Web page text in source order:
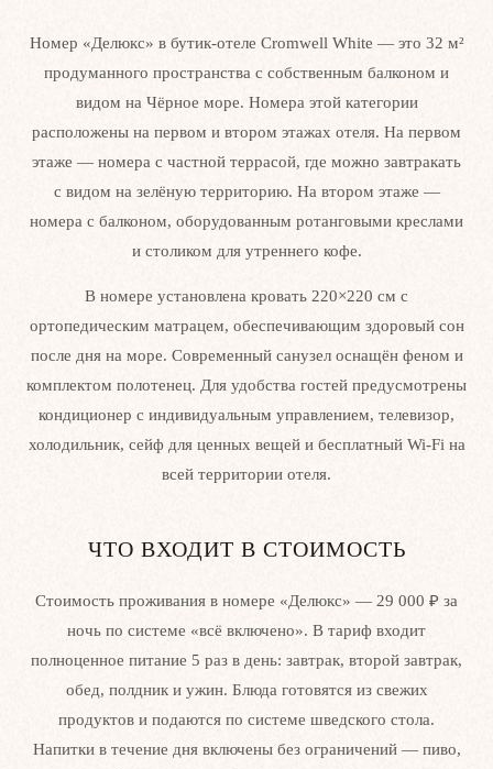
Номер «Делюкс» в бутик-отеле Cromwell White — это 32 м²
продуманного пространства с собственным балконом и
видом на Чёрное море. Номера этой категории
расположены на первом и втором этажах отеля. На первом
этаже — номера с частной террасой, где можно завтракать
с видом на зелёную территорию. На втором этаже —
номера с балконом, оборудованным ротанговыми креслами
и столиком для утреннего кофе.
В номере установлена кровать 220×220 см с
ортопедическим матрацем, обеспечивающим здоровый сон
после дня на море. Современный санузел оснащён феном и
комплектом полотенец. Для удобства гостей предусмотрены
кондиционер с индивидуальным управлением, телевизор,
холодильник, сейф для ценных вещей и бесплатный Wi-Fi на
всей территории отеля.
ЧТО ВХОДИТ В СТОИМОСТЬ
Стоимость проживания в номере «Делюкс» — 29 000 ₽ за
ночь по системе «всё включено». В тариф входит
полноценное питание 5 раз в день: завтрак, второй завтрак,
обед, полдник и ужин. Блюда готовятся из свежих
продуктов и подаются по системе шведского стола.
Напитки в течение дня включены без ограничений — пиво,
Другие номера
Площадь номера- 25 м. кв.
Площадь ванной— 3,8 м. кв.
Стандарт